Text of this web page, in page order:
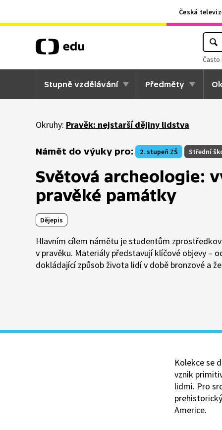
Česká
Často
Stupně vzdělávání Předměty
Okruhy: Pravěk: nejstarší dějiny lidstva
Námět do výuky pro: 2. stupeň ZŠ Střední
Světová archeologie:
pravěké památky
Dějepis
Hlavním cílem námětu je studentům
v pravěku. Materiály představují klíčové objevy –
dokládající způsob života lidí v době bronzové a
Kolekce se
vznik
lidmi. Pro
Americe.